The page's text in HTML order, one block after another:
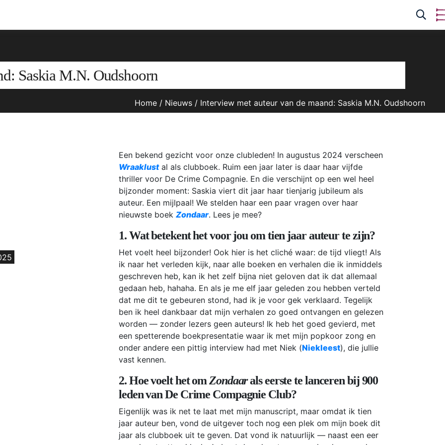
Saskia M.N. Oudshoorn
Home / Nieuws / Interview met auteur van de maand: Saskia M.N. Oudshoorn
Een bekend gezicht voor onze clubleden! In augustus 2024 verscheen
Wraaklustal als clubboek. Ruim een jaar later is daar haar vijfde
thriller voor De Crime Compagnie. En die verschijnt op een wel heel
bijzonder moment: Saskia viert dit jaar haar tienjarig jubileum als
auteur. Een mijlpaal! We stelden haar een paar vragen over haar
nieuwste boek Zondaar. Lees je mee?
1. Wat betekent het voor jou om tien jaar auteur te zijn?
Het voelt heel bijzonder! Ook hier is het cliché waar: de tijd vliegt! Als
ik naar het verleden kijk, naar alle boeken en verhalen die ik inmiddels
geschreven heb, kan ik het zelf bijna niet geloven dat ik dat allemaal
gedaan heb, hahaha. En als je me elf jaar geleden zou hebben verteld
dat me dit te gebeuren stond, had ik je voor gek verklaard. Tegelijk
ben ik heel dankbaar dat mijn verhalen zo goed ontvangen en gelezen
worden — zonder lezers geen auteurs! Ik heb het goed gevierd, met
een spetterende boekpresentatie waar ik met mijn popkoor zong en
onder andere een pittig interview had met Niek (Niekleest), die jullie
vast kennen.
2. Hoe voelt het omZondaarals eerste te lanceren bij 900
leden van De Crime Compagnie Club?
Eigenlijk was ik net te laat met mijn manuscript, maar omdat ik tien
jaar auteur ben, vond de uitgever toch nog een plek om mijn boek dit
jaar als clubboek uit te geven. Dat vond ik natuurlijk — naast een eer